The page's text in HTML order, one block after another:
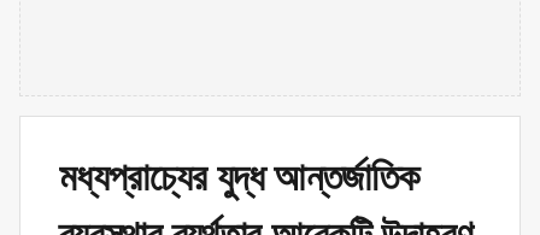
মধ্যপ্রাচ্যের যুদ্ধ আন্তর্জাতিক